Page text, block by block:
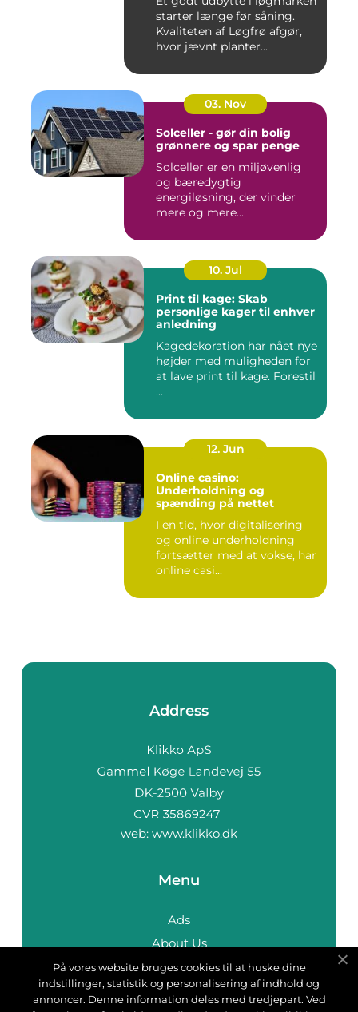
starter længe før såning.
Kvaliteten af Løgfrø afgør,
hvor jævnt planter...
03. Nov
Solceller - gør din bolig
grønnere og spar penge
Solceller er en miljøvenlig
og bæredygtig
energiløsning, der vinder
mere og mere...
10. Jul
Print til kage: Skab
personlige kager til enhver
anledning
Kagedekoration har nået nye
højder med muligheden for
at lave print til kage. Forestil
...
12. Jun
Online casino:
Underholdning og
spænding på nettet
I en tid, hvor digitalisering
og online underholdning
fortsætter med at vokse, har
online casi...
Address
web: www.klikko.dk
Menu
Ads
About Us
Cookies
Contact
På vores website bruges cookies til at huske dine
indstillinger, statistik og personalisering af indhold og
annoncer. Denne information deles med tredjepart. Ved